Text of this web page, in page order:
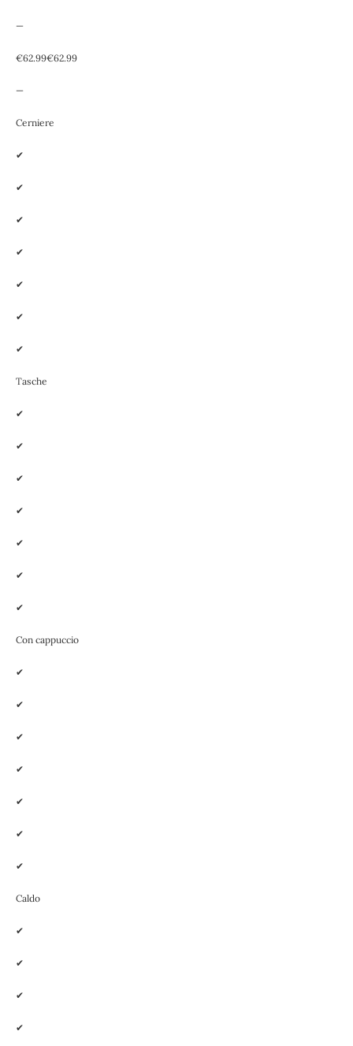
—
€62.99€62.99
—
Cerniere
✔
✔
✔
✔
✔
✔
✔
Tasche
✔
✔
✔
✔
✔
✔
✔
Con cappuccio
✔
✔
✔
✔
✔
✔
✔
Caldo
✔
✔
✔
✔